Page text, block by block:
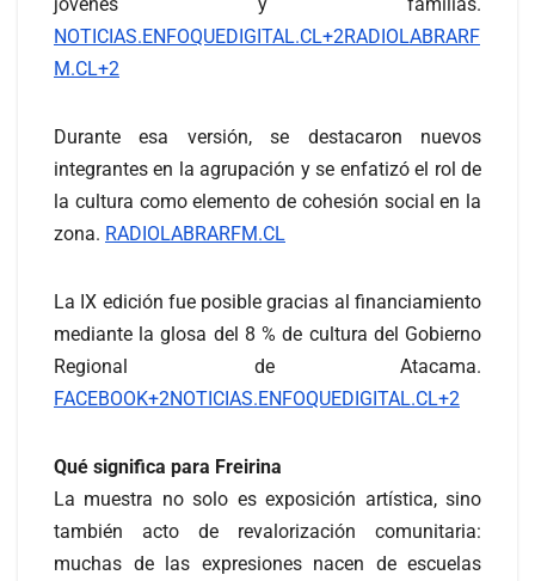
NOTICIAS.ENFOQUEDIGITAL.CL+2RADIOLABRARF
M.CL+2
Durante esa versión, se destacaron nuevos
integrantes en la agrupación y se enfatizó el rol de
la cultura como elemento de cohesión social en la
zona. RADIOLABRARFM.CL
La IX edición fue posible gracias al financiamiento
mediante la glosa del 8 % de cultura del Gobierno
Regional de Atacama.
FACEBOOK+2NOTICIAS.ENFOQUEDIGITAL.CL+2
Qué significa para Freirina
La muestra no solo es exposición artística, sino
también acto de revalorización comunitaria:
muchas de las expresiones nacen de escuelas